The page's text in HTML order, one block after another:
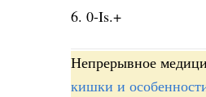
6. 0-Is.+
Непрерывное
кишки и